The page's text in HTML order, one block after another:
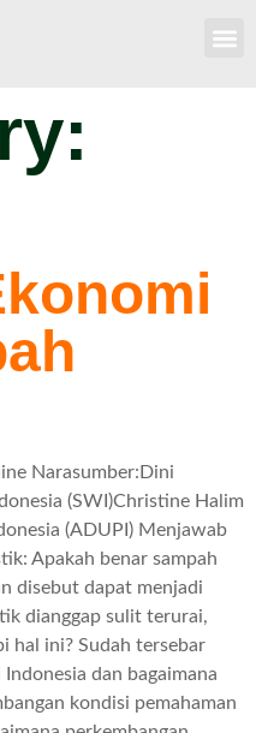
Narasumber:Dini
(SWI)Christine Halim
(ADUPI) Menjawab
Apakah benar sampah
disebut dapat menjadi
dianggap sulit terurai,
hal ini? Sudah tersebar
dan bagaimana
kondisi pemahaman